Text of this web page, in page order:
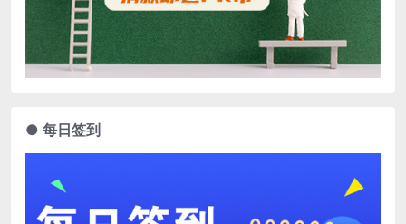
● 每日签到